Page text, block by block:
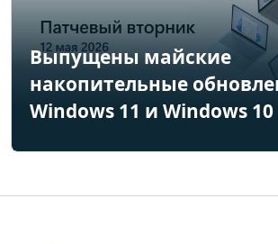
Выпущены майские
накопительные
Windows 11 и Windows 10